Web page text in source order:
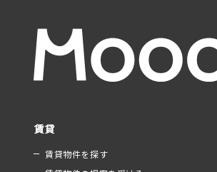
賃貸
賃貸物件を探す